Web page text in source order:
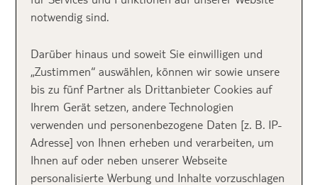
Inhalt
notwendig sind.
Darüber hinaus und soweit Sie einwilligen und
„Zustimmen“ auswählen, können wir sowie unsere
bis zu fünf Partner als Drittanbieter Cookies auf
Ihrem Gerät setzen, andere Technologien
verwenden und personenbezogene Daten [z. B. IP-
Adresse] von Ihnen erheben und verarbeiten, um
Ihnen auf oder neben unserer Webseite
personalisierte Werbung und Inhalte vorzuschlagen